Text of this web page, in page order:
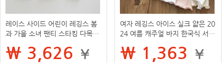
레이스 사이드 어린이 레깅스 봄
과 가을 소녀 팬티 스타킹 다목적
이 팬티 스타킹 카테고리 아우터
₩ 3,626 ¥
여자 레깅스 아이스 실크 얇은 20
24 여름 캐주얼 바지 한국식 서양
₩ 1,363 ¥